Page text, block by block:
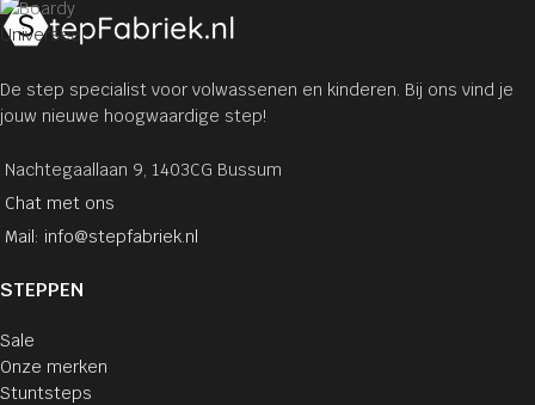
Universeel
De step specialist voor volwassenen en kinderen. Bij ons vind je
jouw nieuwe hoogwaardige step!
Nachtegaallaan 9, 1403CG Bussum
Chat met ons
Mail: info@stepfabriek.nl
STEPPEN
Sale
Onze merken
Stuntsteps